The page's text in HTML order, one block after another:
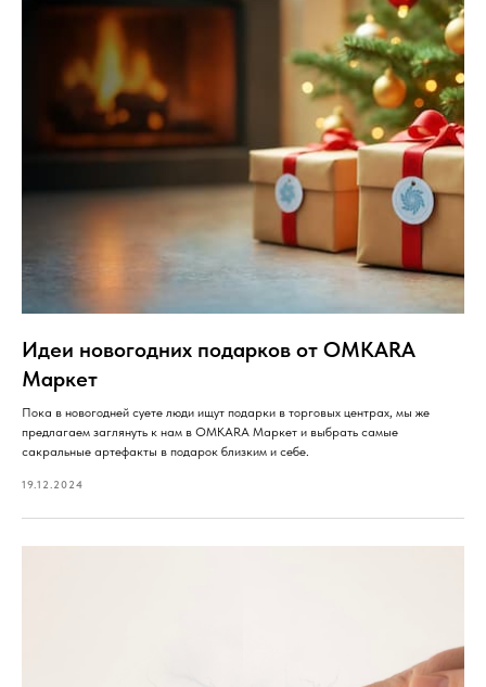
Идеи новогодних подарков от OMKARA
Маркет
Пока в новогодней суете люди ищут подарки в торговых центрах, мы же
предлагаем заглянуть к нам в OMKARA Маркет и выбрать самые
сакральные артефакты в подарок близким и себе.
19.12.2024